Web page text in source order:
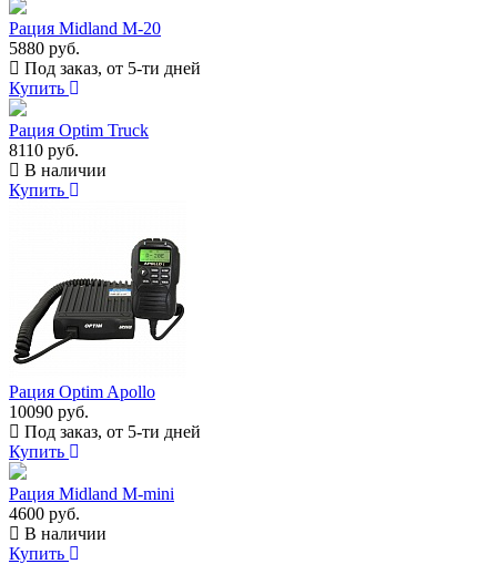
Рация Midland M-20
5880 руб.
Под заказ, от 5-ти дней
Купить
Рация Optim Truck
8110 руб.
В наличии
Купить
Рация Optim Apollo
10090 руб.
Под заказ, от 5-ти дней
Купить
Рация Midland M-mini
4600 руб.
В наличии
Купить